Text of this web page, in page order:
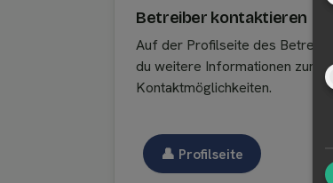
Betreiber kontaktieren
Auf der Profilseite des
du weitere Informationen zum
Kontaktmöglichkeiten.
👤︎ Profilseite